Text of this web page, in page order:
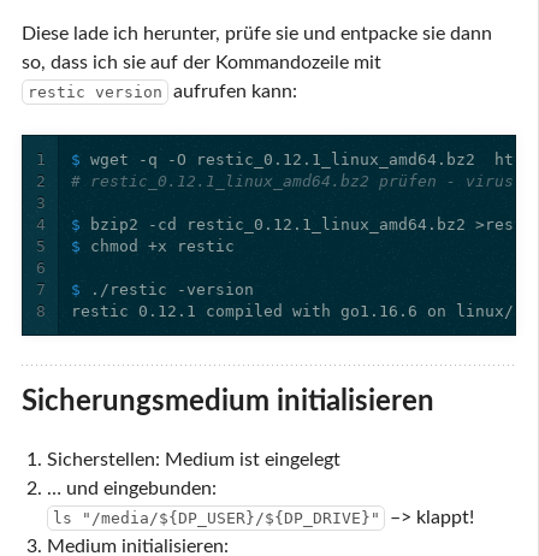
Diese lade ich herunter, prüfe sie und entpacke sie dann
so, dass ich sie auf der Kommandozeile mit
restic version aufrufen kann:
1
2
3
4
5
6
7
8
$
# restic_0.12.1_linux_amd64.bz2 prüfen -
$
$
$
Sicherungsmedium initialisieren
Sicherstellen: Medium ist eingelegt
… und eingebunden:
ls "/media/${DP_USER}/${DP_DRIVE}"
–> klappt!
Medium initialisieren: